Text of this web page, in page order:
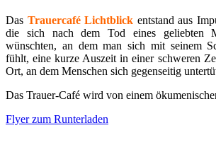
Das Trauercafé Lichtblick entstand aus
die sich nach dem Tod eines geliebten
wünschten, an dem man sich mit seinem
fühlt, eine kurze Auszeit in einer schweren
Ort, an dem Menschen sich gegenseitig
Das Trauer-Café wird von einem
Flyer zum Runterladen